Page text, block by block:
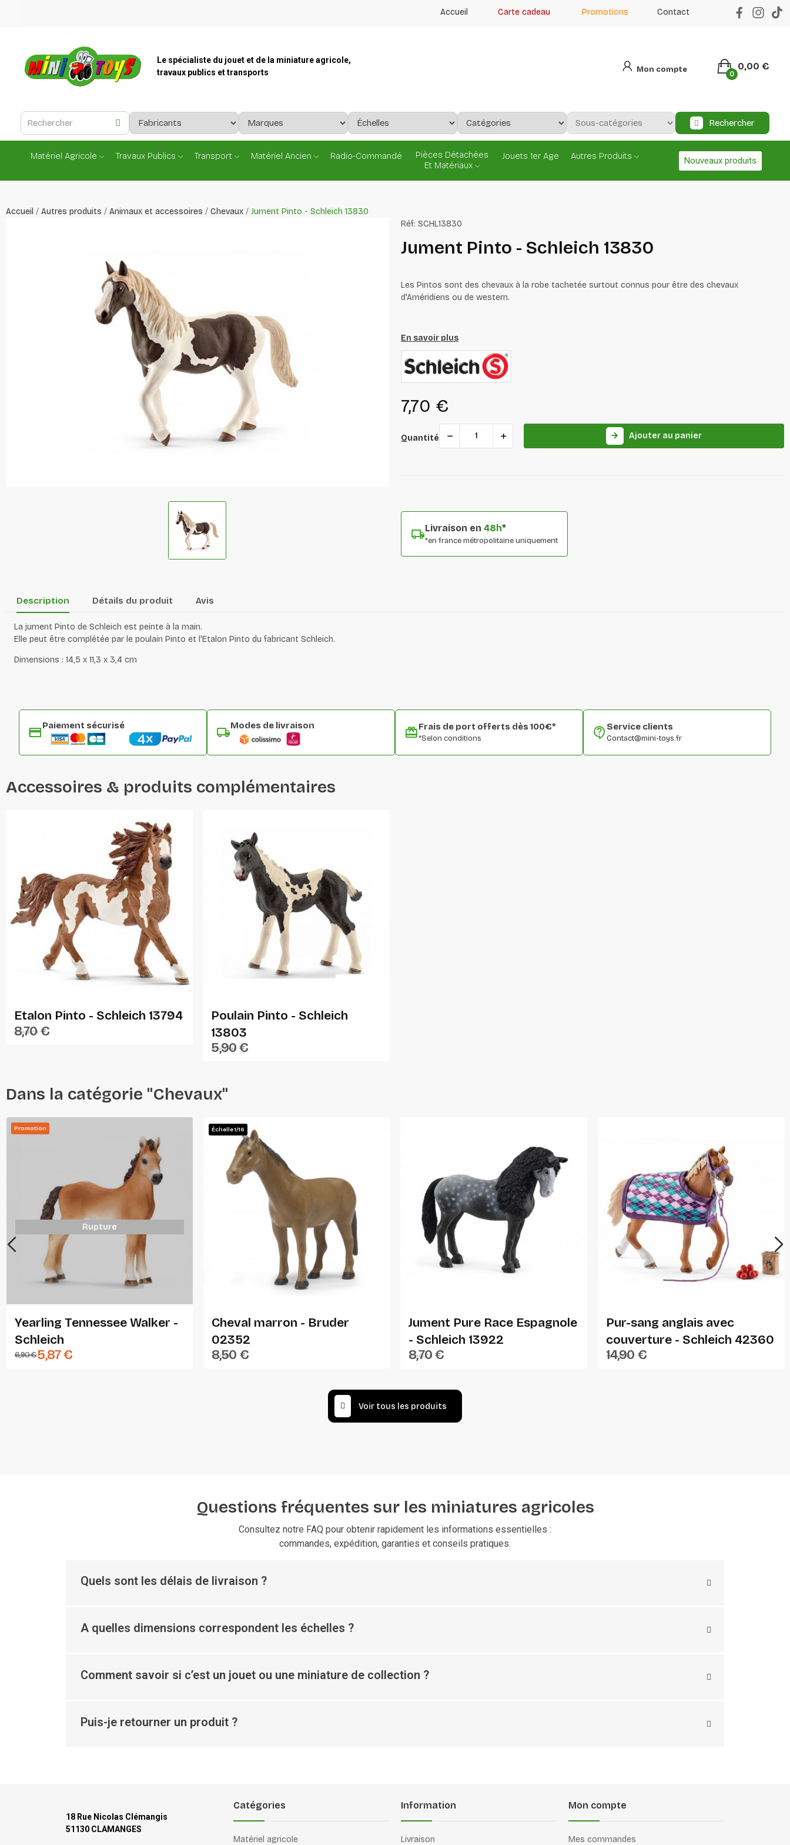
Accueil Carte cadeau Promotions Contact
Le spécialiste du jouet et de la miniature agricole,
travaux publics et transports
Mon compte 0,00 €
0
Rechercher
Matériel Agricole Travaux Publics Transport Matériel Ancien Radio-Commandé
Pièces Détachées
Et Matériaux
Jouets 1er Age Autres Produits Nouveaux produits
Accueil Autres produits Animaux et accessoires Chevaux
Jument Pinto - Schleich 13830
Réf: SCHL13830
Jument Pinto - Schleich 13830
Les Pintos sont des chevaux à la robe tachetée surtout connus pour être des chevaux
d'Améridiens ou de western.
En savoir plus
7,70 €
Quantité arrow_forward Ajouter au panier
Livraison en 48h*
*en france métropolitaine uniquement
Description Détails du produit Avis
La jument Pinto de Schleich est peinte à la main.
Elle peut être complétée par le poulain Pinto et l'Etalon Pinto du fabricant Schleich.
Dimensions : 14,5 x 11,3 x 3,4 cm
Paiement sécurisé Modes de livraison Frais de port offerts dès 100€*
*Selon conditions
Service clients
Contact@mini-toys.fr
Accessoires & produits complémentaires
Ajouter Au Panier
Etalon Pinto - Schleich 13794
SCHLEICH
8,70 €
Ajouter Au Panier
Poulain Pinto - Schleich
13803
SCHLEICH
5,90 €
Dans la catégorie "Chevaux"
Promotion
Rupture
Yearling Tennessee Walker -
Schleich
SCHLEICH
6,90 €5,87 €
Échelle 1/16
Ajouter Au Panier
Cheval marron - Bruder
02352
BRUDER
8,50 €
Jument Pure Race Espagnole
- Schleich 13922
SCHLEICH
8,70 €
Ajouter Au Panier
Pur-sang anglais avec
couverture - Schleich 42360
SCHLEICH
14,90 €
Voir tous les produits
Questions fréquentes sur les miniatures agricoles
Consultez notre FAQ pour obtenir rapidement les informations essentielles :
commandes, expédition, garanties et conseils pratiques.
Quels sont les délais de livraison ?
A quelles dimensions correspondent les échelles ?
Comment savoir si c’est un jouet ou une miniature de collection ?
Puis-je retourner un produit ?
18 Rue Nicolas Clémangis
51130 CLAMANGES
Catégories
Matériel agricole
Information
Livraison
Mon compte
Mes commandes